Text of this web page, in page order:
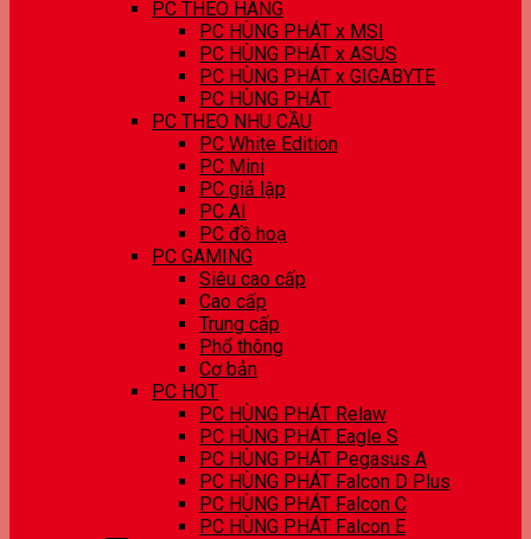
PC THEO HÃNG
PC HÙNG PHÁT x MSI
PC HÙNG PHÁT x ASUS
PC HÙNG PHÁT x GIGABYTE
PC HÙNG PHÁT
PC THEO NHU CẦU
PC White Edition
PC Mini
PC giả lập
PC AI
PC đồ hoạ
PC GAMING
Siêu cao cấp
Cao cấp
Trung cấp
Phổ thông
Cơ bản
PC HOT
PC HÙNG PHÁT Relaw
PC HÙNG PHÁT Eagle S
PC HÙNG PHÁT Pegasus A
PC HÙNG PHÁT Falcon D Plus
PC HÙNG PHÁT Falcon C
PC HÙNG PHÁT Falcon E